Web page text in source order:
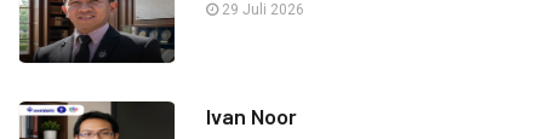
29 Juli 2026
Ivan Noor